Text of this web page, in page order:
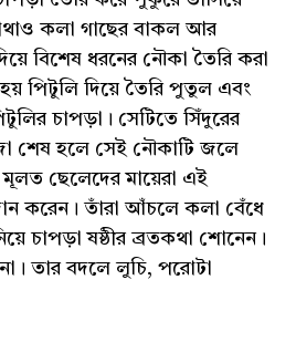
কলা গাছের বাকল আর
বিশেষ ধরনের নৌকা তৈরি করা
পিটুলি দিয়ে তৈরি পুতুল এবং
চাপড়া। সেটিতে সিঁদুরের
শেষ হলে সেই নৌকাটি জলে
মূলত ছেলেদের মায়েরা এই
করেন। তাঁরা আঁচলে কলা বেঁধে
চাপড়া ষষ্ঠীর ব্রতকথা শোনেন।
তার বদলে লুচি, পরোটা